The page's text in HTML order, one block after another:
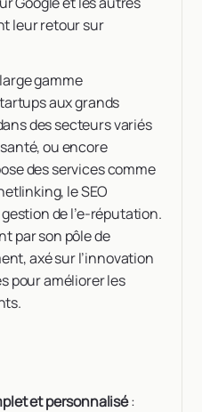
leur retour sur
gamme
aux grands
des secteurs variés
ou encore
des services comme
le SEO
de l’e-réputation.
par son pôle de
axé sur l’innovation
pour améliorer les
et personnalisé: